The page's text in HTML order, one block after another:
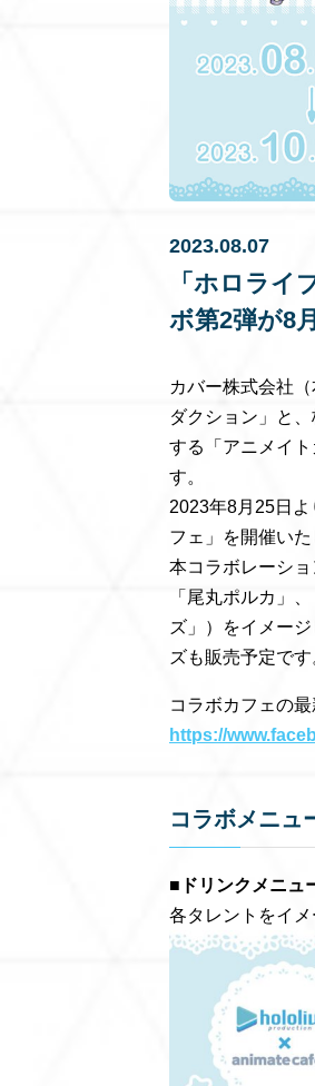
2023.08.07
「ホロラ
ボ第2弾が8
カバー株式会社
ダクション」と
する「アニメイ
す。
2023年8月25日
フェ」を開催いた
本コラボレーシ
「尾丸ポルカ」
ズ」）をイメー
ズも販売予定です
コラボカフェの
https://
コラボメニュ
■ドリンクメニュ
各タレントをイ